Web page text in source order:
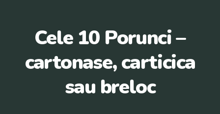
Cele 10 Porunci –
cartonase, carticica
sau breloc